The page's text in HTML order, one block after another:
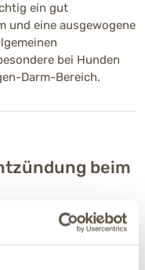
ein gut
und eine ausgewogene
bei Hunden
Darm-Bereich.
beim
Formen auf –